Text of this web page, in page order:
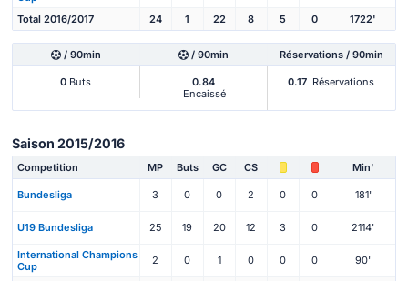
Total 2016/2017 24 1 22 8 5 0 1722'
/ 90min / 90min Réservations / 90min
0 Buts
0.84
Encaissé
0.17 Réservations
Saison 2015/2016
Competition MP Buts GC CS Min'
Bundesliga 3 0 0 2 0 0 181'
U19 Bundesliga 25 19 20 12 3 0 2114'
International Champions
Cup
2 0 1 0 0 0 90'